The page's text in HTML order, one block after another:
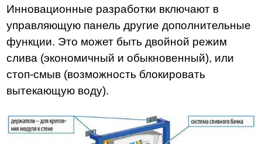
Инновационные разработки включают в
управляющую панель другие дополнительные
функции. Это может быть двойной режим
слива (экономичный и обыкновенный), или
стоп-смыв (возможность блокировать
вытекающую воду).